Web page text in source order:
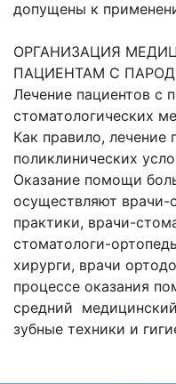
допущены к
ОРГАНИЗАЦИЯ
ПАЦИЕНТАМ С
Лечение пациентов с
стоматологических
Как правило, лечение
поликлинических
Оказание помощи
осуществляют врачи-
практики, врачи-
стоматологи-
хирурги, врачи
процессе оказания
средний
зубные техники и